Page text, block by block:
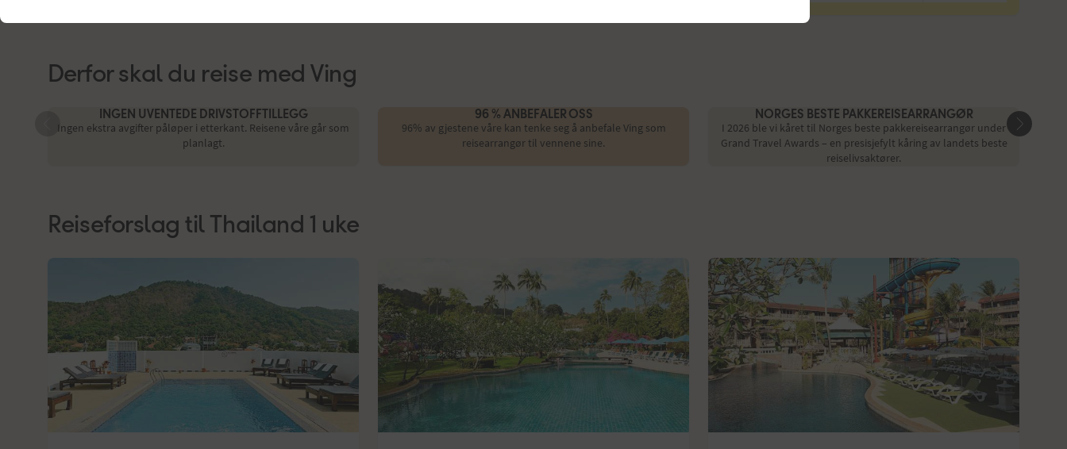
Derfor skal du reise med Ving
INGEN UVENTEDE DRIVSTOFFTILLEGG
Ingen ekstra avgifter påløper i etterkant. Reisene våre går som
planlagt.
96 % ANBEFALER OSS
96% av gjestene våre kan tenke seg å anbefale Ving som
reisearrangør til vennene sine.
NORGES BESTE PAKKEREISEARRANGØR
I 2026 ble vi kåret til Norges beste pakkereisearrangør under
Grand Travel Awards – en presisjefylt kåring av landets beste
reiselivsaktører.
Reiseforslag til Thailand 1 uke